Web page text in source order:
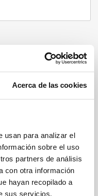
Acerca de las cookies
usan para analizar el
sobre el uso
partners de análisis
con otra información
hayan recopilado a
sus servicios.